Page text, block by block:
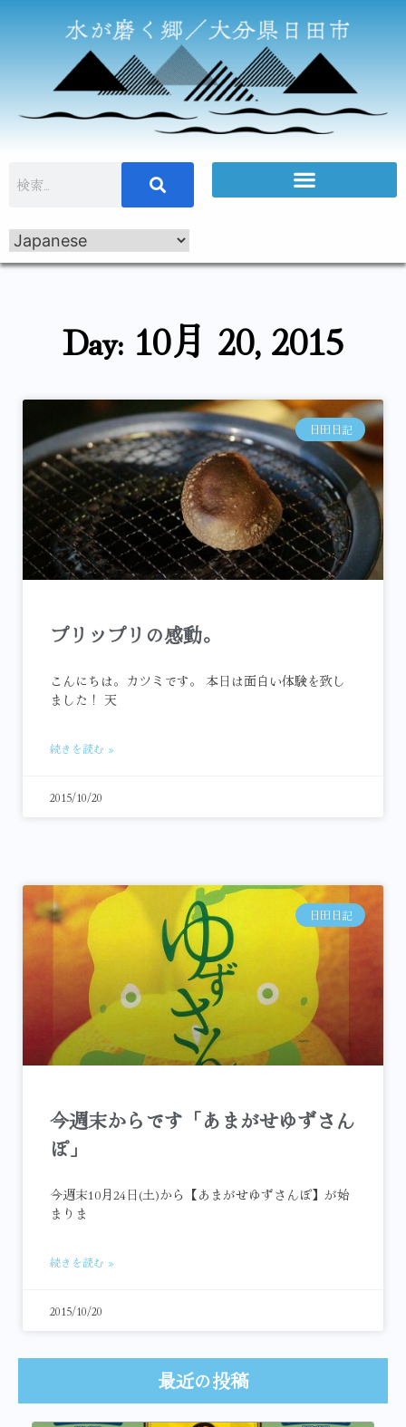
Day: 10月 20, 2015
日田日記
プリップリの感動。
こんにちは。カツミです。 本日は面白い体験を致し
ました！ 天
続きを読む »
2015/10/20
日田日記
今週末からです「あまがせゆずさん
ぽ」
今週末10月24日(土)から【あまがせゆずさんぽ】が始
まりま
続きを読む »
2015/10/20
最近の投稿